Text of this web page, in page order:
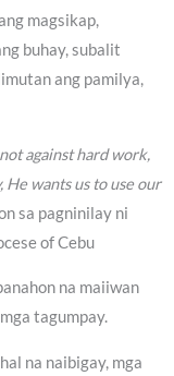
magsikap,
buhay, subalit
ang pamilya,
against hard work,
He wants us to use our
sa pagninilay ni
of Cebu
na maiiwan
tagumpay.
na naibigay, mga